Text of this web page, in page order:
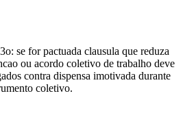
se for pactuada clausula que reduza
ou acordo coletivo de trabalho deve
contra dispensa imotivada durante
coletivo.